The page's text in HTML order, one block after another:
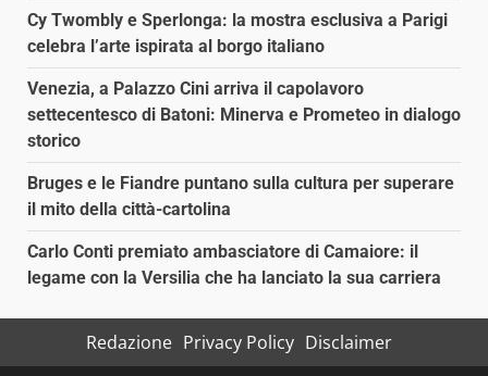
Cy Twombly e Sperlonga: la mostra esclusiva a Parigi
celebra l’arte ispirata al borgo italiano
Venezia, a Palazzo Cini arriva il capolavoro
settecentesco di Batoni: Minerva e Prometeo in dialogo
storico
Bruges e le Fiandre puntano sulla cultura per superare
il mito della città-cartolina
Carlo Conti premiato ambasciatore di Camaiore: il
legame con la Versilia che ha lanciato la sua carriera
Redazione Privacy Policy Disclaimer